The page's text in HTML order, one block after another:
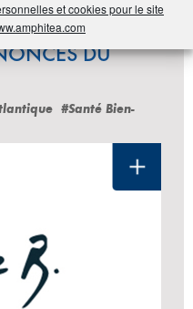
et cookies pour le site
DU
#Santé Bien-